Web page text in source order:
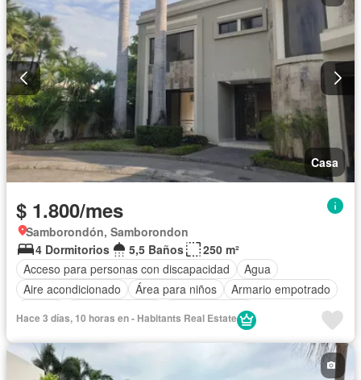
Casa
$ 1.800/mes
Samborondón, Samborondon
4 Dormitorios
5,5 Baños
250 m²
Acceso para personas con discapacidad
Agua
Aire acondicionado
Área para niños
Armario empotrado
Cocina integral
Electricidad
Estacionamiento
Garita de guardianía
Internet
Jardín Conserje
Seguridad
Hace 3 días, 10 horas en - Habitants Real Estate